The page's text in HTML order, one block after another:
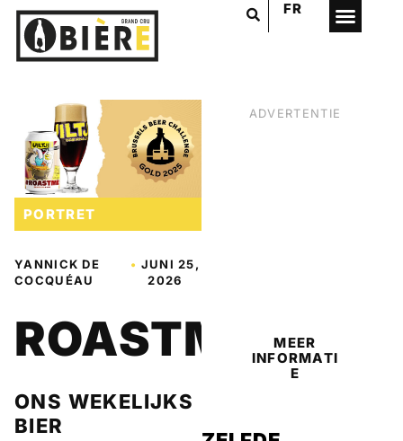
FR
PORTRET
YANNICK DE
COCQUÉAU
• JUNI 25,
2026
ROASTME
ONS WEKELIJKS
BIER
ADVERTENTIE
MEER
INFORMATI
E